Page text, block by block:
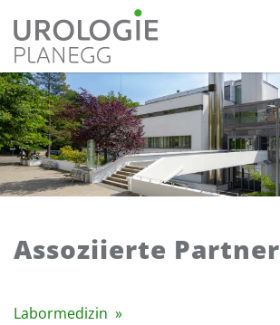
Skip
to
main
content
Assoziierte Partner
Labormedizin »